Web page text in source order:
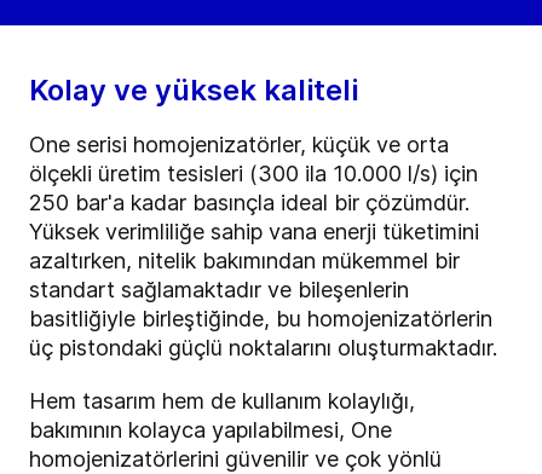
Kolay ve yüksek kaliteli
One serisi homojenizatörler, küçük ve orta
ölçekli üretim tesisleri (300 ila 10.000 l/s) için
250 bar'a kadar basınçla ideal bir çözümdür.
Yüksek verimliliğe sahip vana enerji tüketimini
azaltırken, nitelik bakımından mükemmel bir
standart sağlamaktadır ve bileşenlerin
basitliğiyle birleştiğinde, bu homojenizatörlerin
üç pistondaki güçlü noktalarını oluşturmaktadır.
Hem tasarım hem de kullanım kolaylığı,
bakımının kolayca yapılabilmesi, One
homojenizatörlerini güvenilir ve çok yönlü